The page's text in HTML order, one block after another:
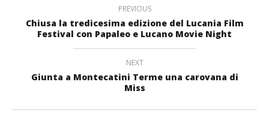
PREVIOUS
Chiusa la tredicesima edizione del Lucania Film
Festival con Papaleo e Lucano Movie Night
NEXT
Giunta a Montecatini Terme una carovana di
Miss